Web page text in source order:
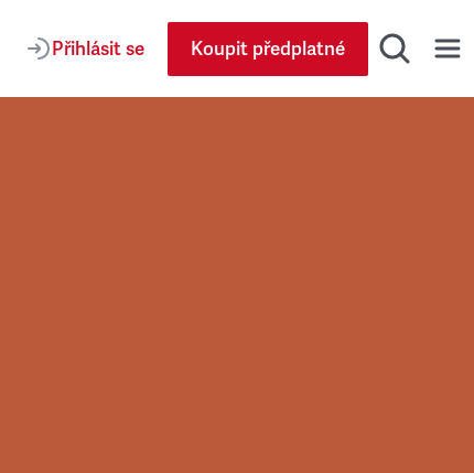
Přihlásit se Koupit předplatné